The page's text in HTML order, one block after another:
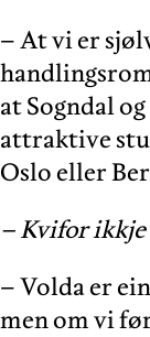
– At vi er
at Sogndal
attraktive
Oslo eller
– Kvifor ikkje
– Volda er
men om vi